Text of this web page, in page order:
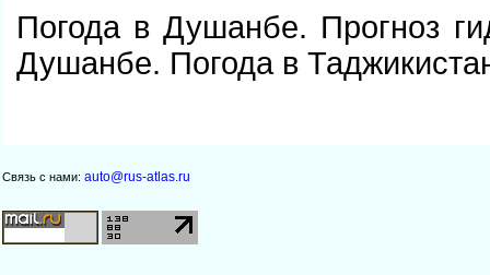
Погода в Душанбе. Прогноз
Душанбе. Погода в
Связь с нами: auto@rus-atlas.ru